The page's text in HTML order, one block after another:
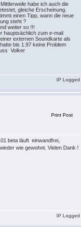
habe ich auch die
gleiche Erscheinung.
einen Tipp, wann die neue
steht ?
weiter so !!!
hauptsächlich zum e-mail
externen Soundkarte als
bis 1.97 keine Problem
Volker
IP Logged
Print Post
beta läuft einwandfrei,
wie gewohnt. Vielen Dank !
IP Logged